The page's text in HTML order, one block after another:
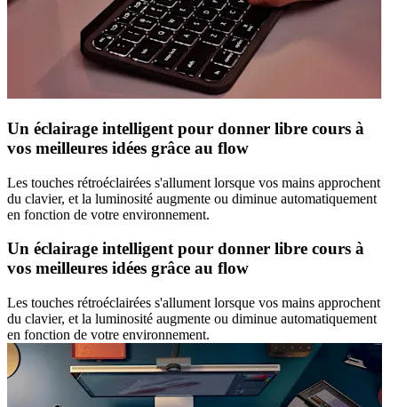
Un éclairage intelligent pour donner libre cours à
vos meilleures idées grâce au flow
Les touches rétroéclairées s'allument lorsque vos mains approchent
du clavier, et la luminosité augmente ou diminue automatiquement
en fonction de votre environnement.
Un éclairage intelligent pour donner libre cours à
vos meilleures idées grâce au flow
Les touches rétroéclairées s'allument lorsque vos mains approchent
du clavier, et la luminosité augmente ou diminue automatiquement
en fonction de votre environnement.